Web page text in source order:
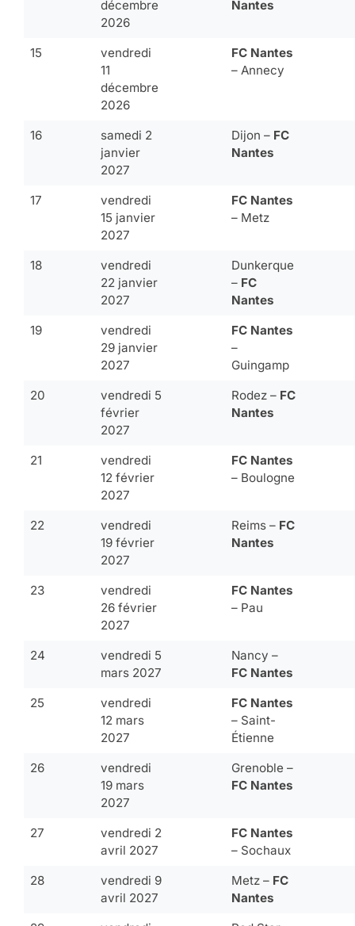
décembre
2026
Nantes
15
vendredi
11
décembre
2026
FC Nantes
– Annecy
16
samedi 2
janvier
2027
Dijon – FC
Nantes
17
vendredi
15 janvier
2027
FC Nantes
– Metz
18
vendredi
22 janvier
2027
Dunkerque
– FC
Nantes
19
vendredi
29 janvier
2027
FC Nantes
–
Guingamp
20
vendredi 5
février
2027
Rodez – FC
Nantes
21
vendredi
12 février
2027
FC Nantes
– Boulogne
22
vendredi
19 février
2027
Reims – FC
Nantes
23
vendredi
26 février
2027
FC Nantes
– Pau
24
vendredi 5
mars 2027
Nancy –
FC Nantes
25
vendredi
12 mars
2027
FC Nantes
– Saint-
Étienne
26
vendredi
19 mars
2027
Grenoble –
FC Nantes
27
vendredi 2
avril 2027
FC Nantes
– Sochaux
28
vendredi 9
avril 2027
Metz – FC
Nantes